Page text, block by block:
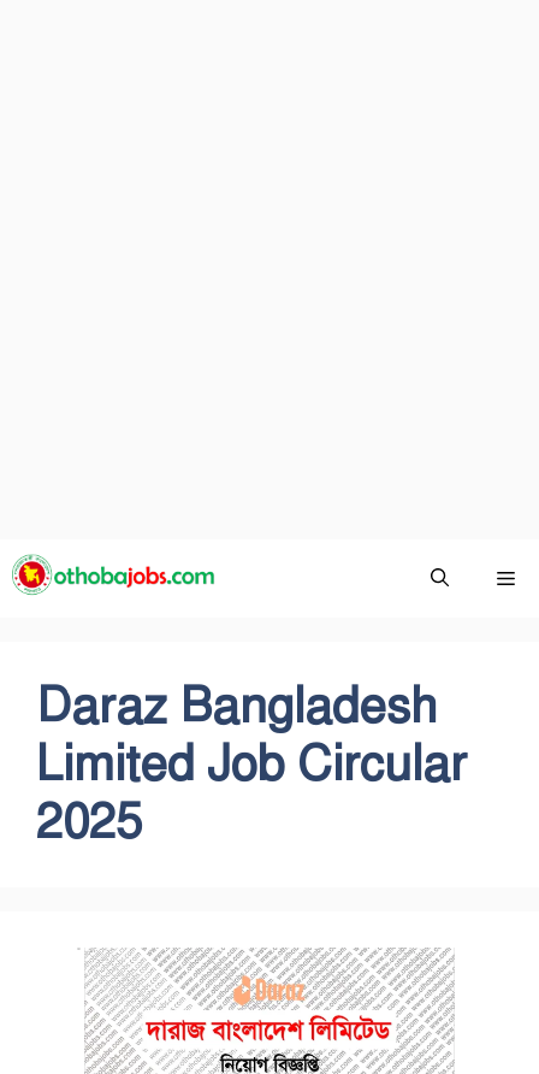
Skip
to
Daraz Bangladesh
Limited Job Circular
2025